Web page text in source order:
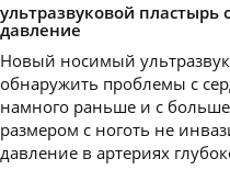
ультразвуковой пластырь
давление
Новый носимый
обнаружить проблемы с
намного раньше и с
размером с ноготь не
давление в артериях